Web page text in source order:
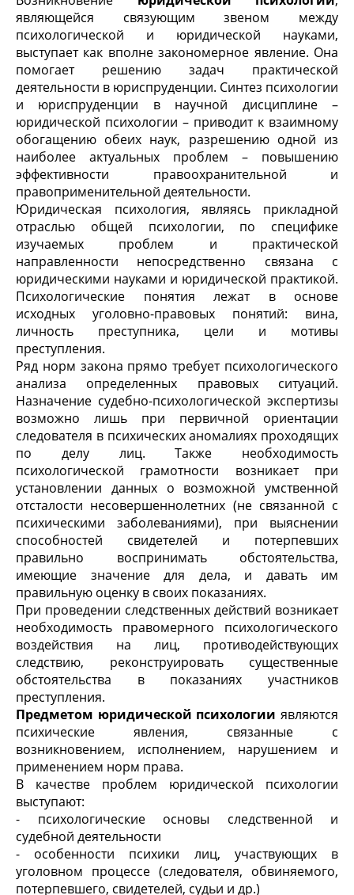
являющейся связующим звеном между
психологической и юридической науками,
выступает как вполне закономерное явление. Она
помогает решению задач практической
деятельности в юриспруденции. Синтез психологии
и юриспруденции в научной дисциплине –
юридической психологии – приводит к взаимному
обогащению обеих наук, разрешению одной из
наиболее актуальных проблем – повышению
эффективности правоохранительной и
правоприменительной деятельности.
Юридическая психология, являясь прикладной
отраслью общей психологии, по специфике
изучаемых проблем и практической
направленности непосредственно связана с
юридическими науками и юридической практикой.
Психологические понятия лежат в основе
исходных уголовно-правовых понятий: вина,
личность преступника, цели и мотивы
преступления.
Ряд норм закона прямо требует психологического
анализа определенных правовых ситуаций.
Назначение судебно-психологической экспертизы
возможно лишь при первичной ориентации
следователя в психических аномалиях проходящих
по делу лиц. Также необходимость
психологической грамотности возникает при
установлении данных о возможной умственной
отсталости несовершеннолетних (не связанной с
психическими заболеваниями), при выяснении
способностей свидетелей и потерпевших
правильно воспринимать обстоятельства,
имеющие значение для дела, и давать им
правильную оценку в своих показаниях.
При проведении следственных действий возникает
необходимость правомерного психологического
воздействия на лиц, противодействующих
следствию, реконструировать существенные
обстоятельства в показаниях участников
преступления.
Предметом юридической психологии являются
психические явления, связанные с
возникновением, исполнением, нарушением и
применением норм права.
В качестве проблем юридической психологии
выступают:
- психологические основы следственной и
судебной деятельности
- особенности психики лиц, участвующих в
уголовном процессе (следователя, обвиняемого,
потерпевшего, свидетелей, судьи и др.)